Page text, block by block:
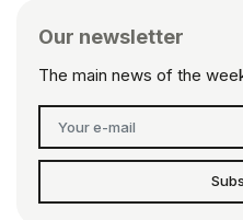
Our newsletter
The main news of the